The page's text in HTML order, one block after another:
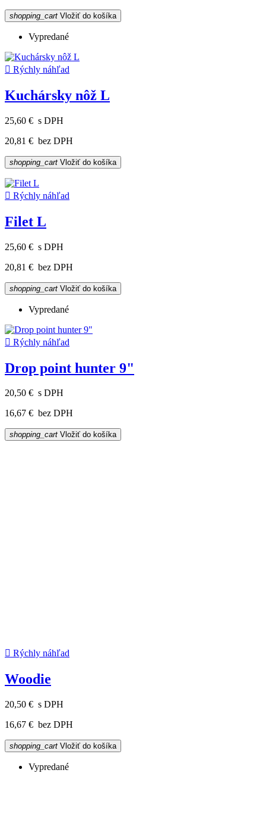
shopping_cart Vložiť do košíka
Vypredané
 Rýchly náhľad
Kuchársky nôž L
25,60 € s DPH
20,81 € bez DPH
shopping_cart Vložiť do košíka
 Rýchly náhľad
Filet L
25,60 € s DPH
20,81 € bez DPH
shopping_cart Vložiť do košíka
Vypredané
 Rýchly náhľad
Drop point hunter 9"
20,50 € s DPH
16,67 € bez DPH
shopping_cart Vložiť do košíka
 Rýchly náhľad
Woodie
20,50 € s DPH
16,67 € bez DPH
shopping_cart Vložiť do košíka
Vypredané